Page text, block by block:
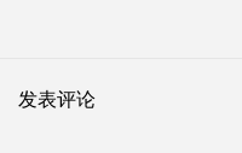
发表评论